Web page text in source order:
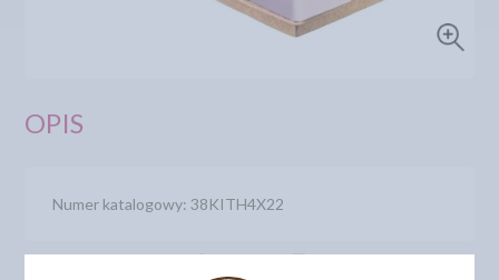
OPIS
Numer katalogowy: 38KITH4X22
DODAJ SWOJĄ OPINIĘ